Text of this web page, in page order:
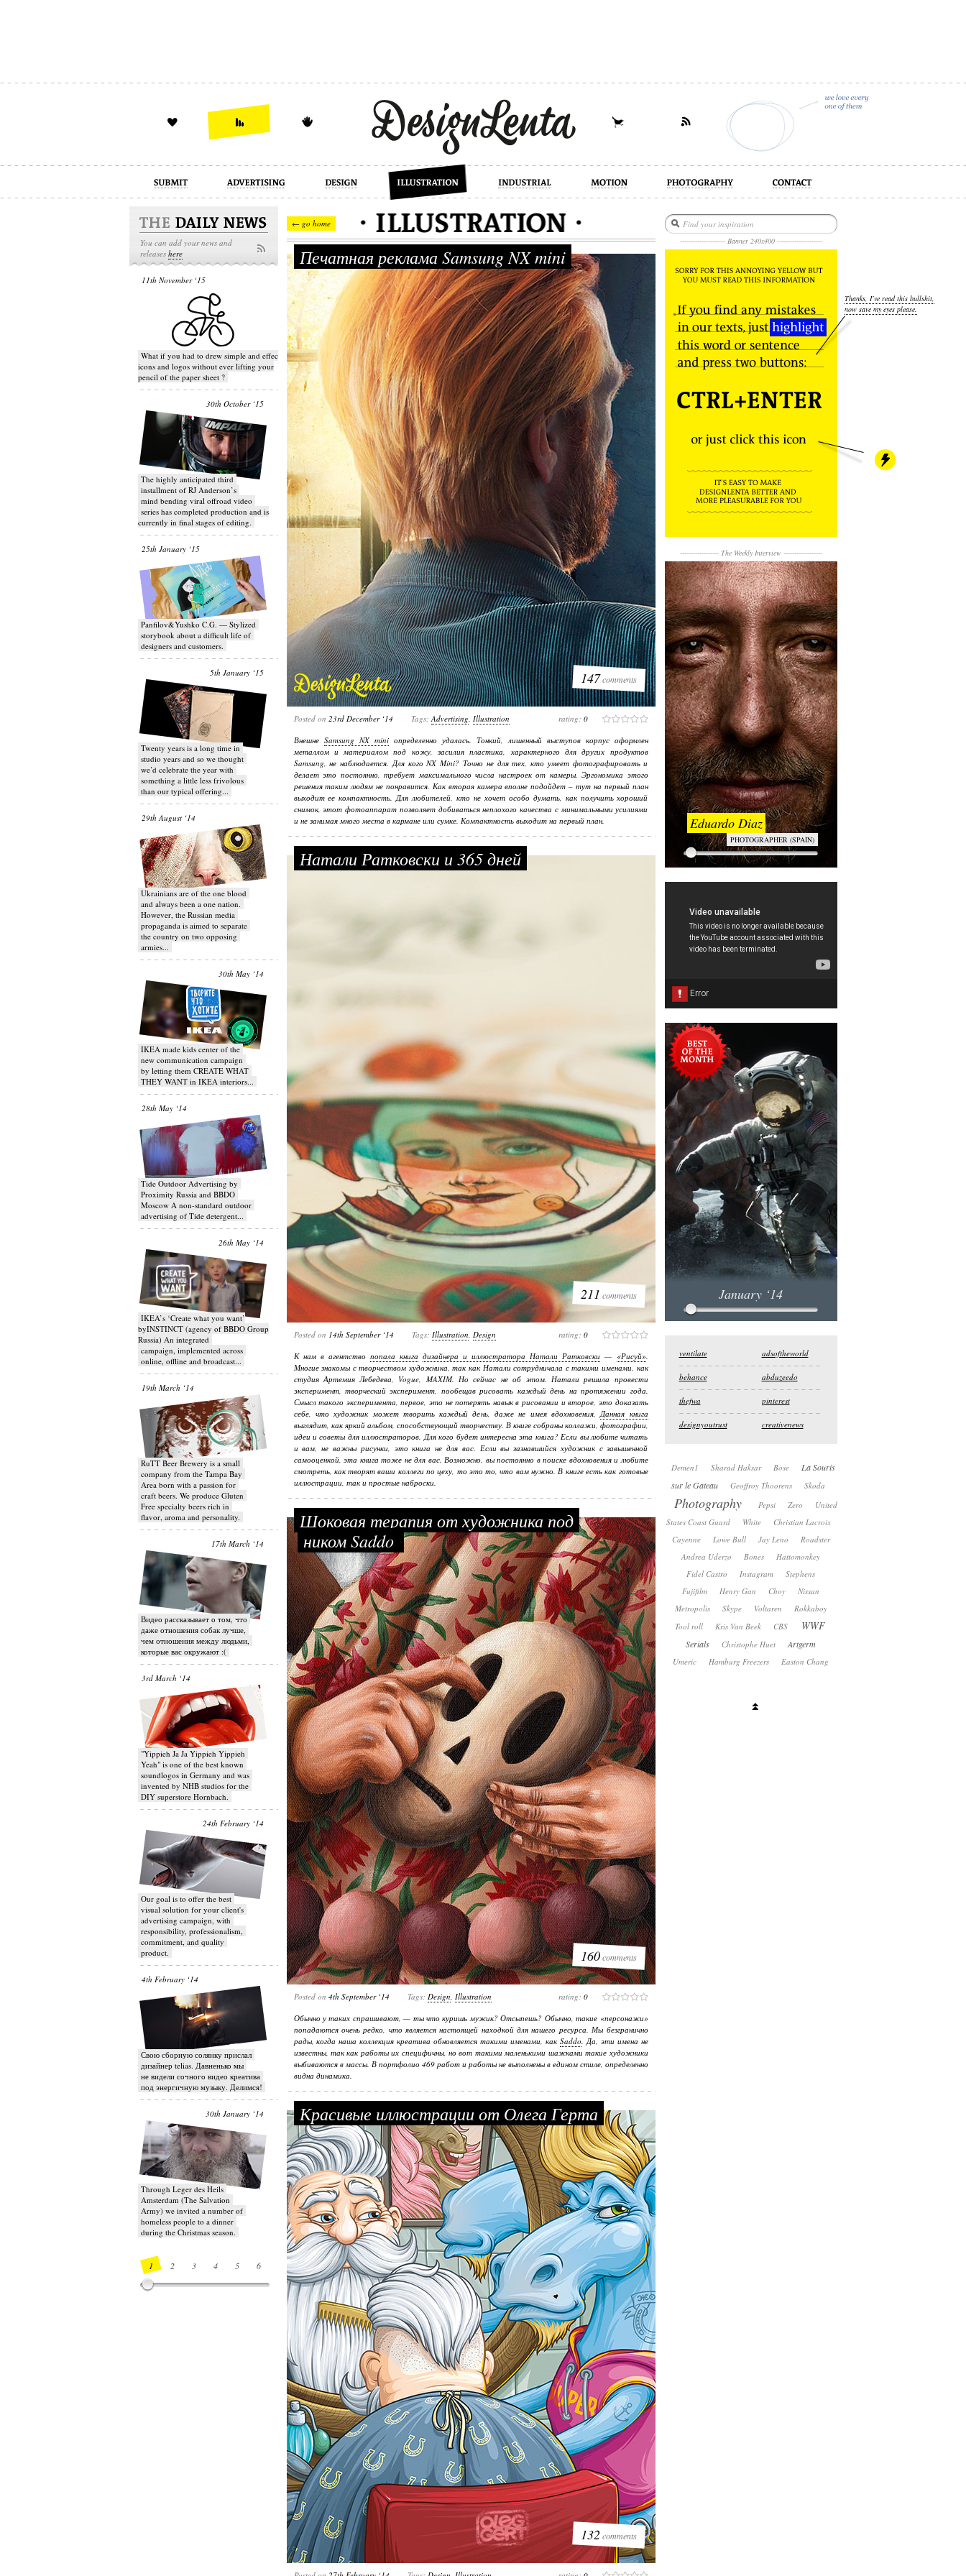
design illustration industrial motion photography
You can add your news and
releases here
11th November ‘15
What if you had to drew simple and effective
icons and logos without ever lifting your
pencil of the paper sheet ?
30th October ‘15
T​he highly anticipated third
installment of RJ Anderson’s
mind bending viral off­road video
series has completed production and is
currently in final stages of editing.
25th January ‘15
Panfilov&Yushko C.G. — Stylized
storybook about a difficult life of
designers and customers.
5th January ‘15
Twenty years is a long time in
studio years and so we thought
we’d celebrate the year with
something a little less frivolous
than our typical offering...
29th August ‘14
Ukrainians are of the one blood
and always been a one nation.
However, the Russian media
propaganda is aimed to separate
the country on two opposing
armies...
30th May ‘14
IKEA made kids center of the
new communication campaign
by letting them CREATE WHAT
THEY WANT in IKEA interiors...
28th May ‘14
Tide Outdoor Advertising by
Proximity Russia and BBDO
Moscow A non-standard outdoor
advertising of Tide detergent...
26th May ‘14
IKEA’s ‘Create what you want’
byINSTINCT (agency of BBDO Group
Russia) An integrated
campaign, implemented across
online, offline and broadcast...
19th March ‘14
RuTT Beer Brewery is a small
company from the Tampa Bay
Area born with a passion for
craft beers. We produce Gluten
Free specialty beers rich in
flavor, aroma and personality.
17th March ‘14
Видео рассказывает о том, что
даже отношения собак лучше,
чем отношения между людьми,
которые вас окружают :(
3rd March ‘14
"Yippieh Ja Ja Yippieh Yippieh
Yeah" is one of the best known
soundlogos in Germany and was
invented by NHB studios for the
DIY superstore Hornbach.
24th February ‘14
Our goal is to offer the best
visual solution for your client's
advertising campaign, with
responsibility, professionalism,
commitment, and quality
product.
4th February ‘14
Свою сборную солянку прислал
дизайнер telias. Давненько мы
не видели сочного видео креатива
под энергичную музыку. Делимся!
30th January ‘14
Through Leger des Heils
Amsterdam (The Salvation
Army) we invited a number of
homeless people to a dinner
during the Christmas season.
1 2 3 4 5 6 8 9 10 11 12 13 14 16 17 18 19 20 21
← go home
Печатная реклама Samsung NX mini
147comments
Posted on 23rd December ‘14 Tags: Advertising, Illustration rating: 0
Внешне Samsung NX miniопределенно удалась. Тонкий, лишенный выступов корпус оформлен
металлом и материалом под кожу, засилия пластика, характерного для других продуктов
Samsung, не наблюдается. Для кого NX Mini? Точно не для тех, кто умеет фотографировать и
делает это постоянно, требует максимального числа настроек от камеры. Эргономика этого
решения таким людям не понравится. Как вторая камера вполне подойдет – тут на первый план
выходит ее компактность. Для любителей, кто не хочет особо думать, как получить хороший
снимок, этот фотоаппарат позволяет добиваться неплохого качества с минимальными усилиями
и не занимая много места в кармане или сумке. Компактность выходит на первый план.
Натали Ратковски и 365 дней
211 comments
Posted on 14th September ‘14 Tags: Illustration, Design rating: 0
К нам в агентство попала книга дизайнера и иллюстратора Натали Ратковски — «Рисуй».
Многие знакомы с творчеством художника, так как Натали сотрудничала с такими именами, как
студия Артемия Лебедева, Vogue, MAXIM. Но сейчас не об этом. Натали решила провести
эксперимент, творческий эксперимент, пообещав рисовать каждый день на протяжении года.
Смысл такого эксперимента, первое, это не потерять навык в рисовании и второе, это доказать
себе, что художник может творить каждый день, даже не имея вдохновения.Данная книга
выглядит, как яркий альбом, способствующий творчеству. В книге собраны коллажи, фотографии,
идеи и советы для иллюстраторов. Для кого будет интересна эта книга? Если вы любите читать
и вам, не важны рисунки, это книга не для вас. Если вы зазнавшийся художник с завышенной
самооценкой, эта книга тоже не для вас. Возможно, вы постоянно в поиске вдохновения и любите
смотреть, как творят ваши коллеги по цеху, то это то, что вам нужно. В книге есть как готовые
иллюстрации, так и простые наброски.
Шоковая терапия от художника под
ником Saddo
160comments
Posted on 4th September ‘14 Tags: Design, Illustration rating: 0
Обычно у таких спрашивают, — ты что куришь мужик? Отсыпешь? Обычно, такие «персонажи»
попадаются очень редко, что является настоящей находкой для нашего ресурса. Мы безгранично
рады, когда наша коллекция креатива обновляется такими именами, как Saddo. Да, эти имена не
известны, так как работы их специфичны, но вот такими маленькими шажками такие художники
выбиваются в массы. В портфолио 469 работ и работы не выполнены в едином стиле, определенно
видна динамика.
Красивые иллюстрации от Олега Герта
132 comments
--------------------- Banner 240x400 ---------------------
Thanks, I’ve read this bullshit,
now save my eyes please.
------------------ The Weekly Interview------------------
Eduardo Diaz
PHOTOGRAPHER (SPAIN)
January ‘14
ventilate adsoftheworld
behance abduzeedo
thefwa pinterest
designyoutrust creativenews
Demen1 Sharad Haksar Bose
La Souris
sur le Gateau
Geoffroy Thoorens Skoda
Photography Pepsi Zero
United
States Coast Guard
White
Christian Lacroix
Cayenne
Lowe Bull Jay Leno
Roadster
Andrea Uderzo
Bones
Hattomonkey
Fidel Castro
Instagram
Stephens
Fujifilm
Henry Gan Choy
Nissan
Metropolis
Skype Voltaren
Rokkaboy
Tool roll
Kris Van Beek CBS WWF
Serials Сhristophe Huet Artgerm
Umeric Hamburg Freezers Easton Chang